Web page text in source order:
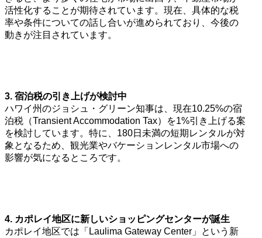
活性化することが期待されています。現在、具体的な税
率や条件についての話し合いが進められており、今後の
動きが注目されています。
3. 宿泊税の引き上げが検討中
ハワイ州のジョシュ・グリーン知事は、現在10.25%の宿
泊税（Transient Accommodation Tax）を1%引き上げる案
を検討しています。特に、180日未満の短期レンタルが対
象となるため、観光業やバケーションレンタル市場への
影響が気になるところです。
4. カポレイ地区に新しいショッピングセンターが誕生
カポレイ地区では「Laulima Gateway Center」という新